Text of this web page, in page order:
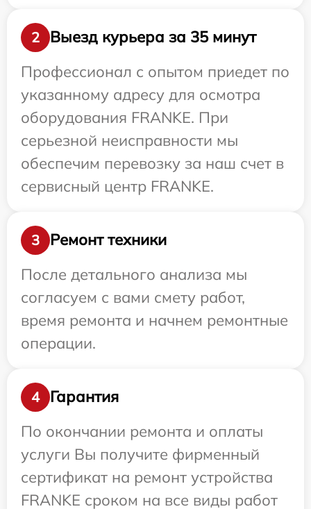
2
Выезд курьера за 35 минут
Профессионал с опытом приедет по
указанному адресу для осмотра
оборудования FRANKE. При
серьезной неисправности мы
обеспечим перевозку за наш счет в
сервисный центр FRANKE.
3
Ремонт техники
После детального анализа мы
согласуем с вами смету работ,
время ремонта и начнем ремонтные
операции.
4
Гарантия
По окончании ремонта и оплаты
услуги Вы получите фирменный
сертификат на ремонт устройства
FRANKE сроком на все виды работ